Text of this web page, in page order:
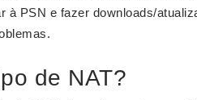
à PSN e fazer downloads/
de NAT?